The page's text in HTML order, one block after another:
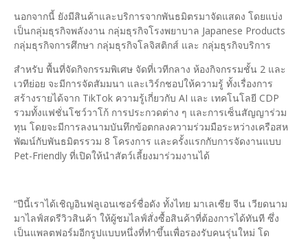
นอกจากนี้ ยังมีสินค้าและบริการจากพันธมิตรมาจัดแสดง โดยแบ่ง
เป็นกลุ่มธุรกิจพลังงาน กลุ่มธุรกิจโรงพยาบาล Japanese Products
กลุ่มธุรกิจการศึกษา กลุ่มธุรกิจโลจิสติกส์ และ กลุ่มธุรกิจบริการ
สำหรับ พื้นที่จัดกิจกรรมพิเศษ จัดที่เวทีกลาง ห้องกิจกรรมชั้น 2 และ
เวทีย่อย จะมีการจัดสัมมนา และเวิร์กชอปให้ความรู้ ทั้งเรื่องการ
สร้างรายได้จาก TikTok ความรู้เกี่ยวกับ AI และ เทคโนโลยี CDP
รวมทั้งแฟชั่นโชว์วาโก้ การประกวดต่าง ๆ และการเซ็นสัญญาร่วม
ทุน โดยจะมีการลงนามบันทึกข้อตกลงความร่วมมือระหว่างเครือสห
พัฒน์กับพันธมิตรรวม 8 โครงการ และครั้งแรกกับการจัดงานแบบ
Pet-Friendly ที่เปิดให้นำสัตว์เลี้ยงมาร่วมงานได้
“ปีนี้เราได้เชิญอินฟลูเอนเซอร์ชื่อดัง ทั้งไทย มาเลเซีย จีน เวียดนาม
มาไลฟ์สดรีวิวสินค้า ให้ผู้ชมไลฟ์สั่งซื้อสินค้าที่ต้องการได้ทันที ซึ่ง
เป็นแพลตฟอร์มอีกรูปแบบหนึ่งที่ทำขึ้นเพื่อรองรับคนรุ่นใหม่ โด